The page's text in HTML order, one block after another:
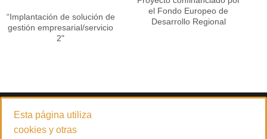
“Implantación de solución de
gestión empresarial/servicio
2"
el Fondo Europeo de
Desarrollo Regional
© 2026PADILLA CARRETILLAS ELEVADORAS 4.0 S.L.
Empresa especializada en la venta y servicio técnico de carretillas
Esta página utiliza
cookies y otras